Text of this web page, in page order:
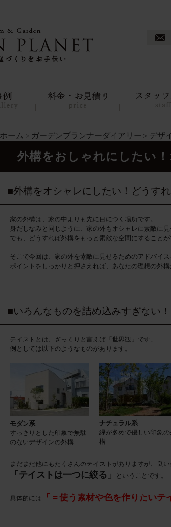
ホーム ＞ ガーデンプランナーダイアリー ＞ デザ
外構をおしゃれにしたい
■外構をオシャレにしたい！どうす
家の外構は、家の中よりも先に目につく場所です。
身だしなみと同じように、家の外もオシャレに素敵に見
でも、どうすれば外構をもっと素敵な空間にすること
そこで今回は、家の外を素敵に見せるためのアドバイス
ポイントをしっかりと押さえれば、あなたの理想の外構
■いろんなものを詰め込みすぎない
テイストとは、ざっくりと言えば「世界観」です。
例としては以下のようなものがあります。
モダン系
すっきりとした印象で無駄
のないデザインの外構
ナチュラル系
緑が多めで優しい印象の
構
まだまだ他にもたくさんのテイストがありますが、 良
「テイストは一つに絞る」 ということです。
具体的には 「＝使う素材や色を作りたいテ